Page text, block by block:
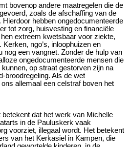
bovenop andere maatregelen die de
zoals de afschaffing van de
Hierdoor hebben ongedocumenteerde
tot zorg, huisvesting en financiële
extreem kwetsbaar voor ziekte,
ngo’s, inloophuizen en
nog een vangnet. Zonder de hulp van
ongedocumenteerde mensen die
op straat gestorven zijn na
broodregeling. Als de wet
allemaal een celstraf boven het
dat het werk van Michelle
in de Pauluskerk vaak
voorziet, illegaal wordt. Het betekent
van het Kerkasiel in Kampen, die